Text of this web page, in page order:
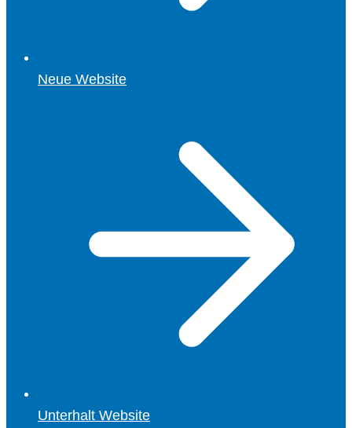
Neue Website
Unterhalt Website